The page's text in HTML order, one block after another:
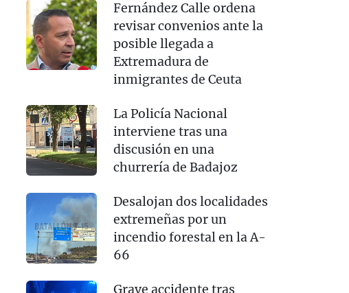
Fernández Calle ordena
revisar convenios ante la
posible llegada a
Extremadura de
inmigrantes de Ceuta
La Policía Nacional
interviene tras una
discusión en una
churrería de Badajoz
Desalojan dos localidades
extremeñas por un
incendio forestal en la A-
66
Grave accidente tras